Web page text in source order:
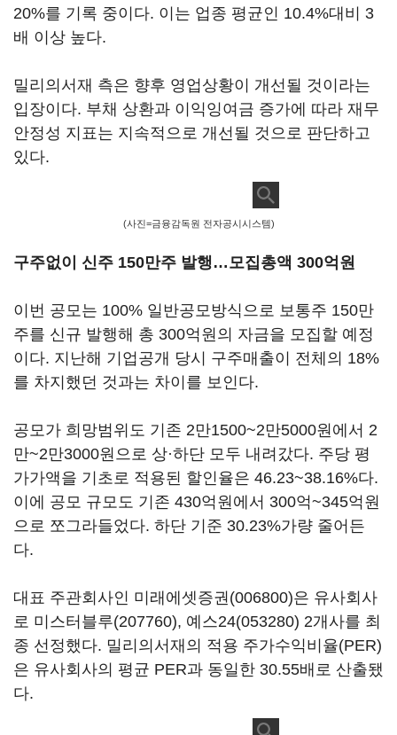
20%를 기록 중이다. 이는 업종 평균인 10.4%대비 3
배 이상 높다.
밀리의서재 측은 향후 영업상황이 개선될 것이라는
입장이다. 부채 상환과 이익잉여금 증가에 따라 재무
안정성 지표는 지속적으로 개선될 것으로 판단하고
있다.
(사진=금융감독원 전자공시시스템)
구주없이 신주 150만주 발행…모집총액 300억원
이번 공모는 100% 일반공모방식으로 보통주 150만
주를 신규 발행해 총 300억원의 자금을 모집할 예정
이다. 지난해 기업공개 당시 구주매출이 전체의 18%
를 차지했던 것과는 차이를 보인다.
공모가 희망범위도 기존 2만1500~2만5000원에서 2
만~2만3000원으로 상·하단 모두 내려갔다. 주당 평
가가액을 기초로 적용된 할인율은 46.23~38.16%다.
이에 공모 규모도 기존 430억원에서 300억~345억원
으로 쪼그라들었다. 하단 기준 30.23%가량 줄어든
다.
대표 주관회사인 미래에셋증권(006800)은 유사회사
로 미스터블루(207760), 예스24(053280) 2개사를 최
종 선정했다. 밀리의서재의 적용 주가수익비율(PER)
은 유사회사의 평균 PER과 동일한 30.55배로 산출됐
다.